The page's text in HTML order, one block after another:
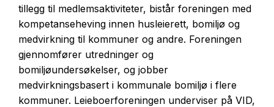
tillegg til medlemsaktiviteter, bistår foreningen med
kompetanseheving innen husleierett, bomiljø og
medvirkning til kommuner og andre. Foreningen
gjennomfører utredninger og
bomiljøundersøkelser, og jobber
medvirkningsbasert i kommunale bomiljø i flere
kommuner. Leieboerforeningen underviser på VID,